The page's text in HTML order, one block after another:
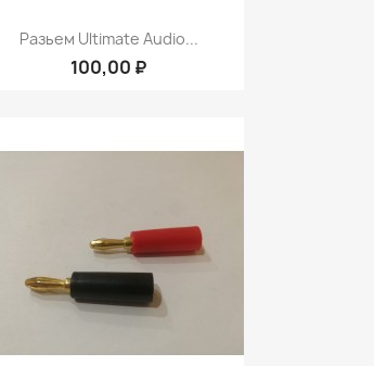
Быстрый просмотр
Разьем Ultimate Audio...
100,00 ₽